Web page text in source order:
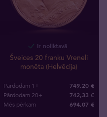
Ir noliktavā
Šveices 20 franku Vreneli
monēta (Helvēcija)
Pārdodam 1+ 749,20 €
Pārdodam 20+ 742,33 €
Mēs pērkam 694,07 €